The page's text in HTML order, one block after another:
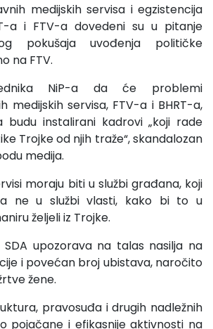
medijskih servisa i egzistencija
a i FTV-a dovedeni su u pitanje
pokušaja uvođenja političke
na FTV.
NiP-a da će problemi
medijskih servisa, FTV-a i BHRT-a,
budu instalirani kadrovi „koji rade
Trojke od njih traže“, skandalozan
medija.
moraju biti u službi građana, koji
ne u službi vlasti, kako bi to u
željeli iz Trojke.
SDA upozorava na talas nasilja na
i povećan broj ubistava, naročito
žene.
pravosuđa i drugih nadležnih
pojačane i efikasnije aktivnosti na